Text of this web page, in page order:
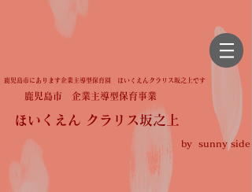
鹿児島市にあります企業主導型保育園 ほいくえんクラリス坂之上です
鹿児島市 企業主導型保育事業
ほいくえん クラリス坂之上
by sunny side